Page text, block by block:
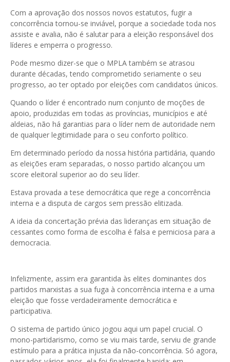
Com a aprovação dos nossos novos estatutos, fugir a
concorrência tornou-se inviável, porque a sociedade toda nos
assiste e avalia, não é salutar para a eleição responsável dos
líderes e emperra o progresso.
Pode mesmo dizer-se que o MPLA também se atrasou
durante décadas, tendo comprometido seriamente o seu
progresso, ao ter optado por eleições com candidatos únicos.
Quando o líder é encontrado num conjunto de moções de
apoio, produzidas em todas as províncias, municípios e até
aldeias, não há garantias para o líder nem de autoridade nem
de qualquer legitimidade para o seu conforto político.
Em determinado período da nossa história partidária, quando
as eleições eram separadas, o nosso partido alcançou um
score eleitoral superior ao do seu líder.
Estava provada a tese democrática que rege a concorrência
interna e a disputa de cargos sem pressão elitizada.
A ideia da concertação prévia das lideranças em situação de
cessantes como forma de escolha é falsa e perniciosa para a
democracia.
Infelizmente, assim era garantida às elites dominantes dos
partidos marxistas a sua fuga à concorrência interna e a uma
eleição que fosse verdadeiramente democrática e
participativa.
O sistema de partido único jogou aqui um papel crucial. O
mono-partidarismo, como se viu mais tarde, serviu de grande
estímulo para a prática injusta da não-concorrência. Só agora,